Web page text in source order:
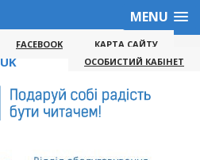
MENU
FACEBOOK КАРТА САЙТУ
UK ОСОБИСТИЙ КАБІНЕТ